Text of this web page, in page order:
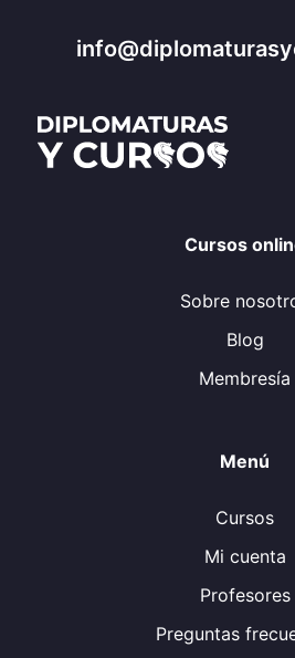
Cursos
Sobre
Blog
Membresía
Menú
Cursos
Mi cuenta
Profesores
Preguntas